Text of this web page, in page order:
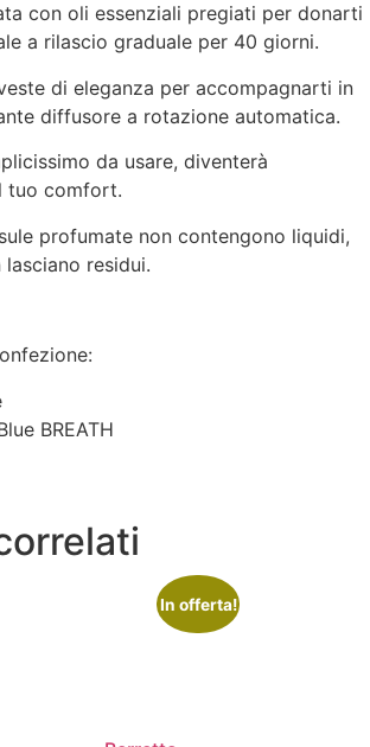
con oli essenziali pregiati per donarti
a rilascio graduale per 40 giorni.
di eleganza per accompagnarti in
diffusore a rotazione automatica.
da usare, diventerà
tuo comfort.
profumate non contengono liquidi,
residui.
BREATH
In offerta!